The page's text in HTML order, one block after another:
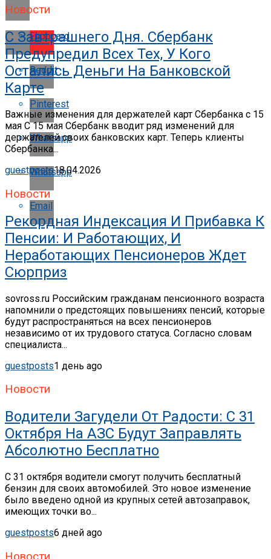
Flipboard
Reddit
Pinterest
Whatsapp
Whatsapp
Email
Новости
С Завтрашнего Дня. Сбербанк
Предупредил Всех Тех, У Кого
Остались Деньги На Банковской
Карте
Важные изменения для держателей карт Сбербанка с 15
мая С 15 мая Сбербанк вводит ряд изменений для
держателей своих банковских карт. Теперь клиенты
Сбербанка...
guestposts18.04.2026
Новости
Рекордная Индексация И Прибавка К
Пенсии: И Работающих, И
Неработающих Пенсионеров Ждет
Сюрприз
sovross.ru Российским гражданам пенсионного возраста
напомнили о предстоящих повышениях пенсий, которые
будут распространяться на всех пенсионеров
независимо от их трудового статуса. Согласно словам
специалиста...
guestposts1 день ago
Новости
Водители Загудели От Радости: С 31
Октября На АЗС Будут Заправлять
Абсолютно Бесплатно
С 31 октября водители смогут получить бесплатный
бензин для своих автомобилей. Это новое изменение
было введено одной из крупных сетей автозаправок,
имеющих точки во...
guestposts6 дней ago